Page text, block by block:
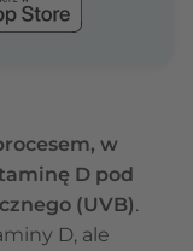
w
D pod
(UVB).
D, ale